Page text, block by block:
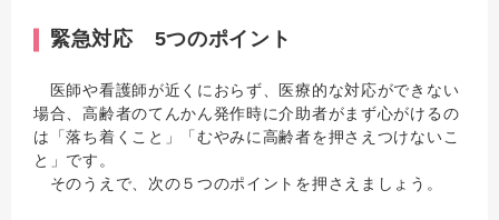
緊急対応 5つのポイント
医師や看護師が近くにおらず、医療的な対応ができない
場合、高齢者のてんかん発作時に介助者がまず心がけるの
は「落ち着くこと」「むやみに高齢者を押さえつけないこ
と」です。
そのうえで、次の５つのポイントを押さえましょう。